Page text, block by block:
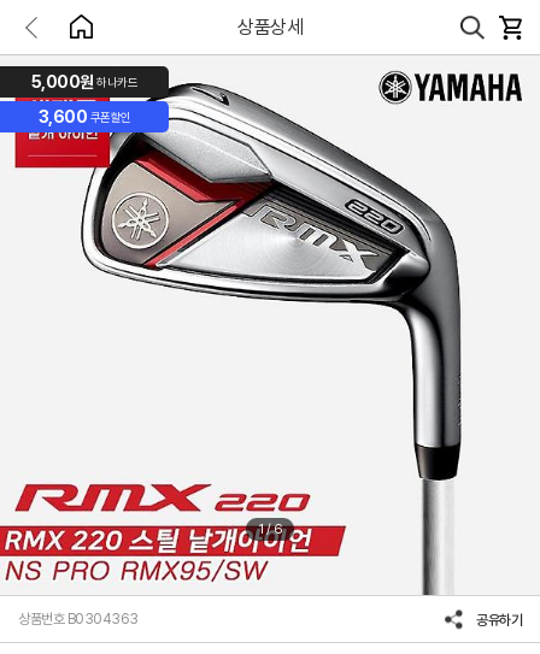
상품상세
5,000원 하나카드
3,600 쿠폰할인
1/6
상품번호 B0304363 공유하기